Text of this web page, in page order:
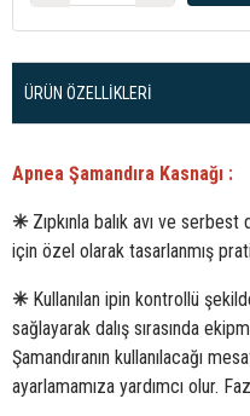
ÜRÜN ÖZELLIKLERI
Apnea Şamandıra Kasnağı :
✳ Zıpkınla balık avı ve
için özel olarak tasarlanmış
✳ Kullanılan ipin kontrollü
sağlayarak dalış sırasında
Şamandıranın kullanılacağı
ayarlamamıza yardımcı olur.